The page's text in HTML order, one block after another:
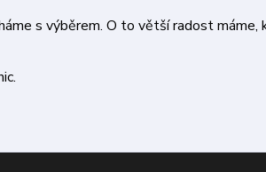
s výběrem. O to větší radost máme,